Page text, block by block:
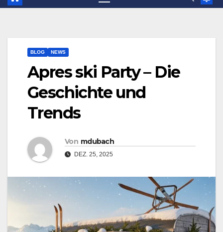
BLOG NEWS
Apres ski Party – Die
Geschichte und
Trends
Von mdubach
DEZ. 25, 2025